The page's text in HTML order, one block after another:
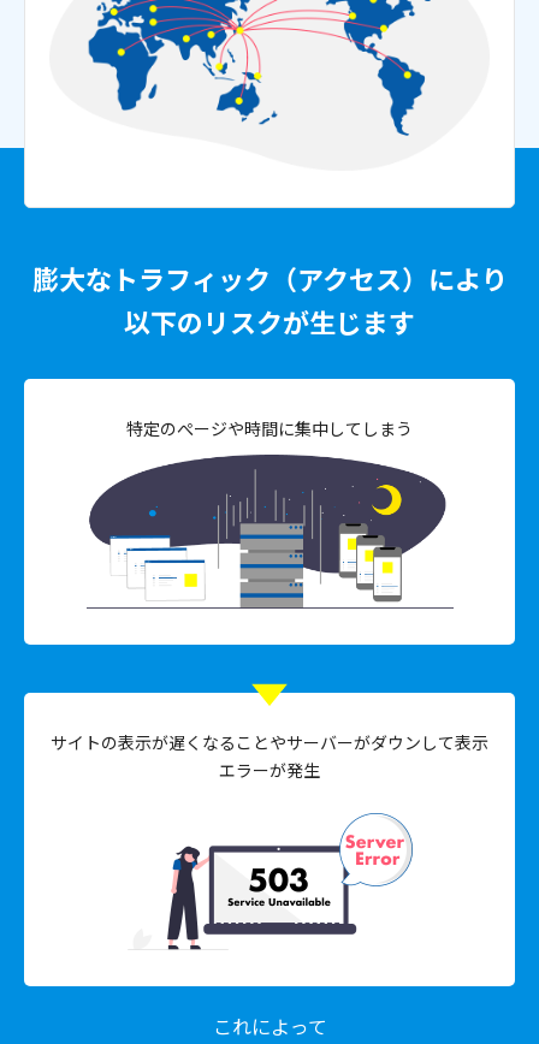
膨大なトラフィック（アクセス）により
以下のリスクが生じます
特定のぺージや時間に集中してしまう
サイトの表示が遅くなることやサーバーがダウンして表示
エラーが発生
これによって